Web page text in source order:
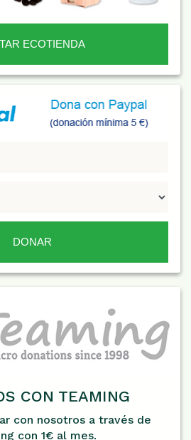
ECOTIENDA
CON TEAMING
con nosotros a través de
con 1€ al mes.